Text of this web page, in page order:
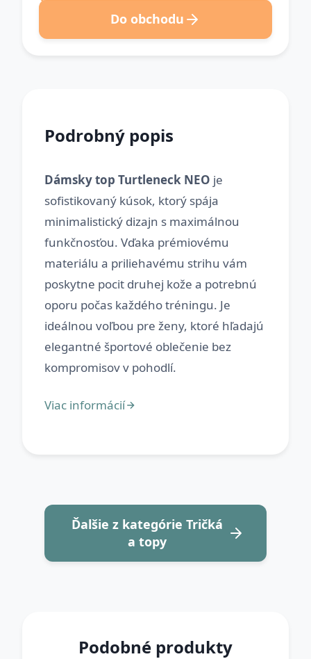
Do obchodu
Podrobný popis
Dámsky top Turtleneck NEO je
sofistikovaný kúsok, ktorý spája
minimalistický dizajn s maximálnou
funkčnosťou. Vďaka prémiovému
materiálu a priliehavému strihu vám
poskytne pocit druhej kože a potrebnú
oporu počas každého tréningu. Je
ideálnou voľbou pre ženy, ktoré hľadajú
elegantné športové oblečenie bez
Ďalšie z kategórie Tričká
a topy
Podobné produkty